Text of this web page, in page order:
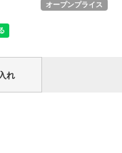
オープンプライス
れ